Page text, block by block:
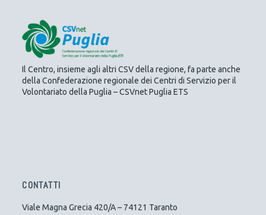
Il Centro, insieme agli altri CSV della regione, fa parte anche
della Confederazione regionale dei Centri di Servizio per il
Volontariato della Puglia – CSVnet Puglia ETS
CONTATTI
Viale Magna Grecia 420/A – 74121 Taranto